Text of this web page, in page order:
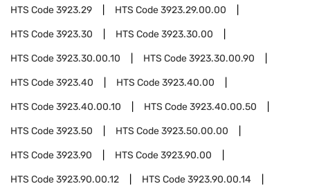
HTS Code3923.29 HTS Code3923.29.00.00
HTS Code3923.30 HTS Code3923.30.00
HTS Code3923.30.00.10 HTS Code3923.30.00.90
HTS Code3923.40 HTS Code3923.40.00
HTS Code3923.40.00.10 HTS Code3923.40.00.50
HTS Code3923.50 HTS Code3923.50.00.00
HTS Code3923.90 HTS Code3923.90.00
HTS Code3923.90.00.12 HTS Code3923.90.00.14